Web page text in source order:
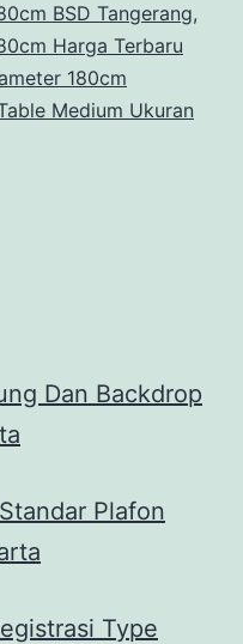
BSD Tangerang,
Harga Terbaru
180cm
Medium Ukuran
Dan Backdrop
Plafon
Type